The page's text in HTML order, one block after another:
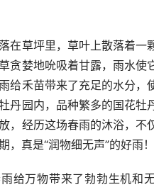
草坪里，草叶上散落着一
贪婪地吮吸着甘露，雨水使
给禾苗带来了充足的水分，
丹园内，品种繁多的国花牡
，经历这场春雨的沐浴，不
，真是“润物细无声”的好雨！
万物带来了勃勃生机和